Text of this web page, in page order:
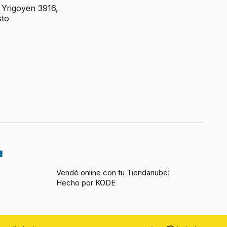
3916,
Vendé online con tu Tiendanube!
Hecho por KODE